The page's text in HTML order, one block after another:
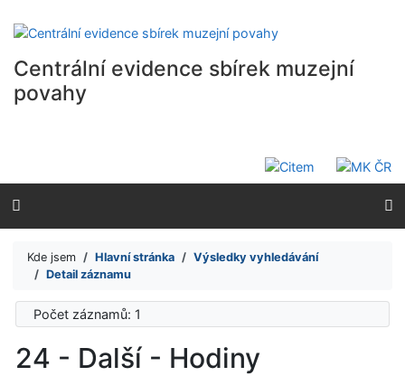
Přejít na menu
Centrální evidence sbírek muzejní
povahy
Kde jsem Hlavní stránka
Výsledky vyhledávání
Detail záznamu
Počet záznamů: 1
24 - Další - Hodiny